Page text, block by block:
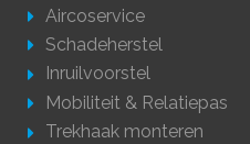
Aircoservice
Schadeherstel
Inruilvoorstel
Mobiliteit & Relatiepas
Trekhaak monteren